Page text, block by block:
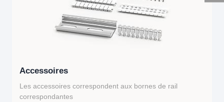
Accessoires
Les accessoires correspondent aux bornes de rail
correspondantes